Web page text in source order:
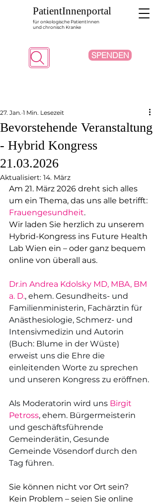
PatientInnenportal
für onkologische PatientInnen
und chronisch Kranke
Suche SPENDEN
Bevorstehende Veranstaltung
- Hybrid Kongress
21.03.2026
27. Jan. 1 Min. Lesezeit
Aktualisiert: 14. März
Am 21. März 2026 dreht sich alles
um ein Thema, das uns alle betrifft:
Frauengesundheit.
Wir laden Sie herzlich zu unserem
Hybrid-Kongress ins Future Health
Lab Wien ein – oder ganz bequem
online von überall aus.
Dr.in Andrea Kdolsky MD, MBA, BM
a. D., ehem. Gesundheits- und
Familienministerin, Fachärztin für
Anästhesiologie, Schmerz- und
Intensivmedizin und Autorin
(Buch: Blume in der Wüste)
erweist uns die Ehre die
einleitenden Worte zu sprechen
und unseren Kongress zu eröffnen.
Als Moderatorin wird uns Birgit
Petross, ehem. Bürgermeisterin
und geschäftsführende
Gemeinderätin, Gesunde
Gemeinde Vösendorf durch den
Tag führen.
Sie können nicht vor Ort sein?
Kein Problem – seien Sie online